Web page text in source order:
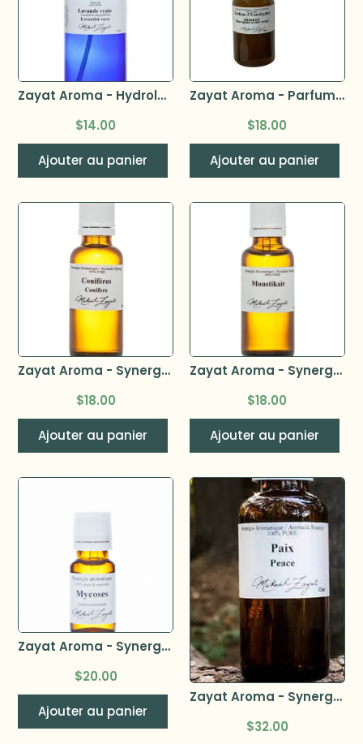
Zayat Aroma - Hydrolat lavande vraie bio (lavandula angustifolia) 125ml
$14.00
Ajouter au panier
Zayat Aroma - Parfum d’eucalyptus citronné 90ml
$18.00
Ajouter au panier
Zayat Aroma - Synergie Conifères 32ml
$18.00
Ajouter au panier
Zayat Aroma - Synergie Moustikair 32ml
$18.00
Ajouter au panier
Zayat Aroma - Synergie Mycoses 11ml
$20.00
Ajouter au panier
Zayat Aroma - Synergie Paix 32ml
$32.00